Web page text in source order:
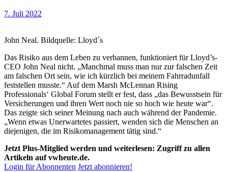
7. Juli 2022
John Neal. Bildquelle: Lloyd´s
Das Risiko aus dem Leben zu verbannen, funktioniert für Lloyd’s-
CEO John Neal nicht. „Manchmal muss man nur zur falschen Zeit
am falschen Ort sein, wie ich kürzlich bei meinem Fahrradunfall
feststellen musste.“ Auf dem Marsh McLennan Rising
Professionals‘ Global Forum stellt er fest, dass „das Bewusstsein für
Versicherungen und ihren Wert noch nie so hoch wie heute war“.
Das zeigte sich seiner Meinung nach auch während der Pandemie.
„Wenn etwas Unerwartetes passiert, wenden sich die Menschen an
diejenigen, die im Risikomanagement tätig sind.“
Jetzt Plus-Mitglied werden und weiterlesen: Zugriff zu allen
Artikeln auf vwheute.de.
Login für Abonnenten Jetzt abonnieren!